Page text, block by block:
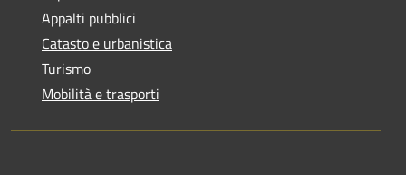
Appalti pubblici
Catasto e urbanistica
Turismo
Mobilità e trasporti